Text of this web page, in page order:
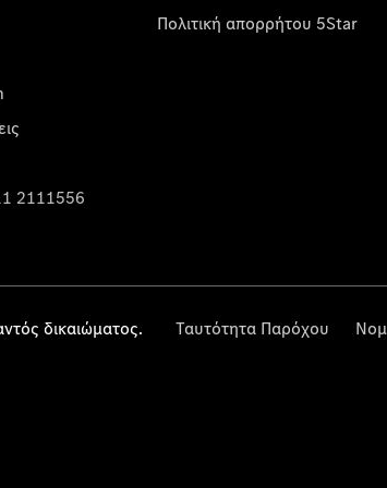
2111556
Πολιτική απορρήτου 5Star
δικαιώματος. Ταυτότητα Παρόχου